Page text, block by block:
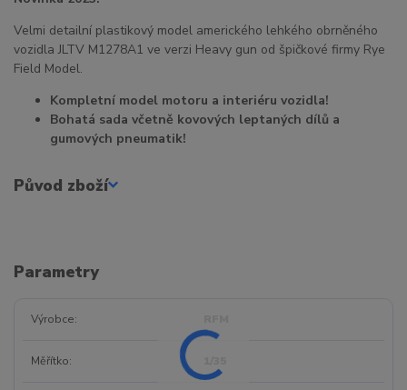
Velmi detailní plastikový model amerického lehkého obrněného
vozidla JLTV M1278A1 ve verzi Heavy gun od špičkové firmy Rye
Field Model.
Kompletní model motoru a interiéru vozidla!
Bohatá sada včetně kovových leptaných dílů a
gumových pneumatik!
Původ zboží
Parametry
Výrobce
Měřítko